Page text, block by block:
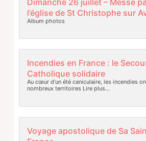
Dimanche 26 juillet – Messe
l’église de St Christophe sur
Album photos
Incendies en France : le
Catholique solidaire
Au cœur d’un été caniculaire, les incendies
nombreux territoires Lire plus…
Voyage apostolique de Sa